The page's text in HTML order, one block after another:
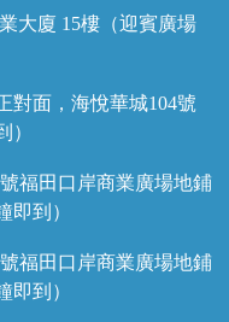
大廈 15樓（迎賓廣場
對面，海悅華城104號
）
福田口岸商業廣場地鋪
即到）
福田口岸商業廣場地鋪
即到）